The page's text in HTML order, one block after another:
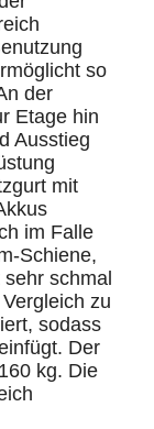
so
der
Etage hin
Ausstieg
mit
im Falle
Schiene,
schmal
zu
sodass
Der
kg. Die